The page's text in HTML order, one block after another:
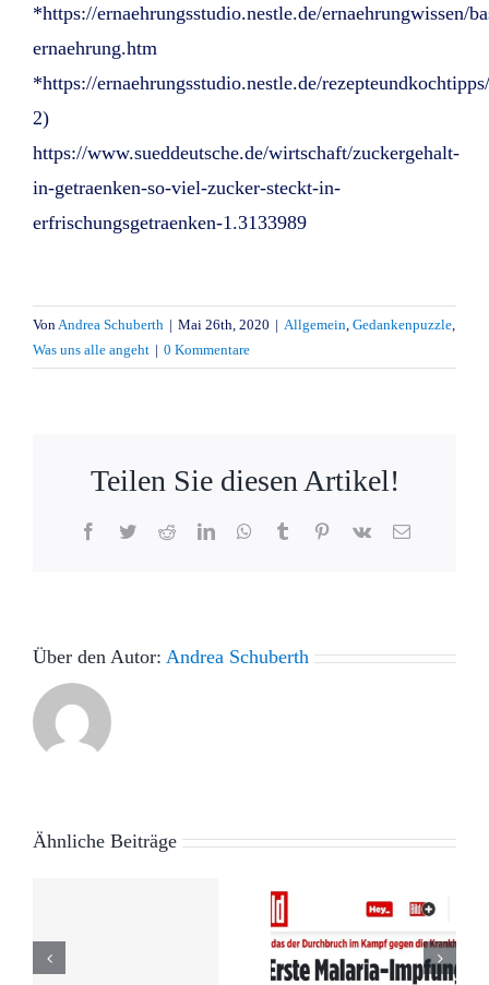
*https://ernaehrungsstudio.nestle.de/ernaehrungwissen/
ernaehrung.htm
*https://ernaehrungsstudio.nestle.de/
2)
https://www.sueddeutsche.de/wirtschaft/zuckergehalt-
in-getraenken-so-viel-zucker-steckt-in-
erfrischungsgetraenken-1.3133989
VonAndrea Schuberth | Mai 26th, 2020 | Allgemein, Gedankenpuzzle,
Was uns alle angeht | 0 Kommentare
Teilen Sie diesen Artikel!
Facebook
TwitterRedditLinkedInWhatsApp
TumblrPinterest
Vk
E-
Über den Autor: Andrea Schuberth
Ähnliche Beiträge
Schutz der